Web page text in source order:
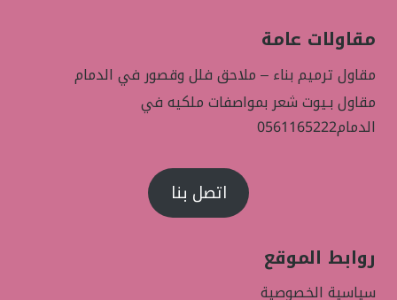
مقاولات عامة
مقاول ترميم بناء – ملاحق فلل وقصور في الدمام
مقاول بـيوت شعر بمواصفات ملكيه في
الدمام0561165222
اتصل بنا
روابط الموقع
سياسية الخصوصية